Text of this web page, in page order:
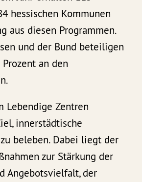
hessischen Kommunen
aus diesen Programmen.
und der Bund beteiligen
an den
Lebendige Zentren
innerstädtische
beleben. Dabei liegt der
zur Stärkung der
Angebotsvielfalt, der